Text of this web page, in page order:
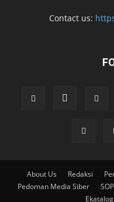
Contact us:
About Us Redaksi
Pedoman Media Siber